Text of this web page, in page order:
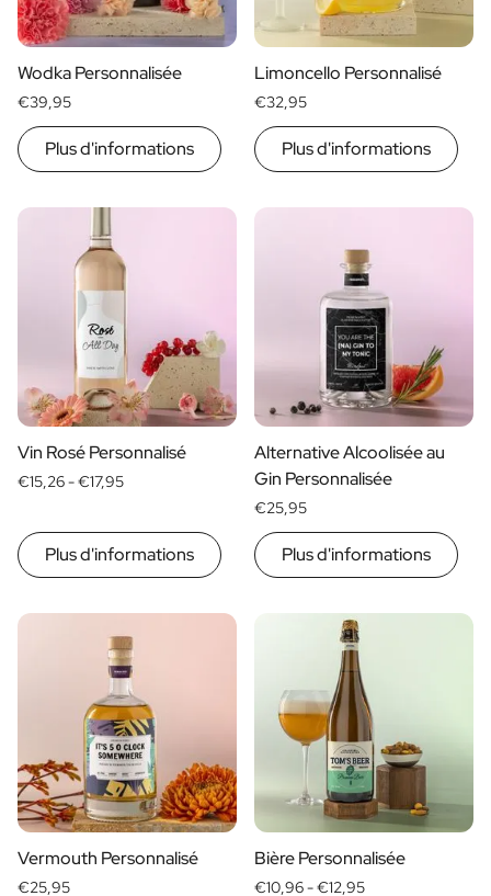
Wodka Personnalisée
€39,95
Plus d'informations
Limoncello Personnalisé
€32,95
Plus d'informations
Vin Rosé Personnalisé
€15,26 -€17,95
Plus d'informations
Alternative Alcoolisée au
Gin Personnalisée
€25,95
Plus d'informations
Vermouth Personnalisé
€25,95
Bière Personnalisée
€10,96 -€12,95